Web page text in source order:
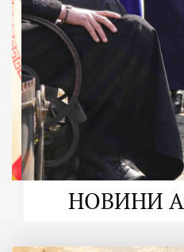
НОВИНИ